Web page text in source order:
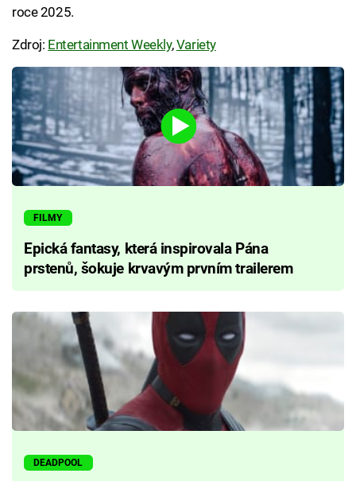
roce 2025.
Zdroj: Entertainment Weekly,Variety
FILMY
Epická fantasy, která inspirovala Pána
prstenů, šokuje krvavým prvním trailerem
DEADPOOL